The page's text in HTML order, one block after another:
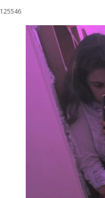
125546